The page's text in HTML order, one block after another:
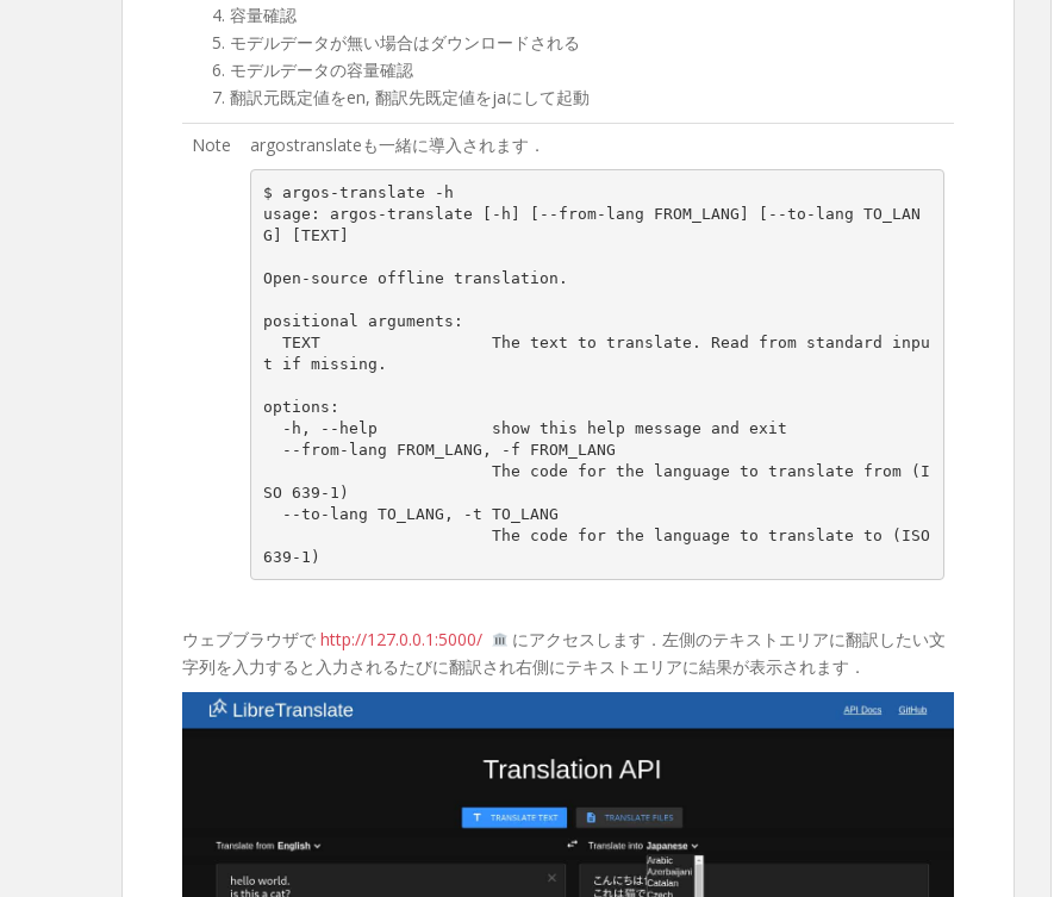
容量確認
モデルデータが無い場合はダウンロードされる
モデルデータの容量確認
翻訳元既定値をen, 翻訳先既定値をjaにして起動
Note argostranslateも一緒に導入されます．
$ argos-translate -h
usage: argos-translate [-h] [--from-lang FROM_LANG] [--to-lang TO_LAN
G] [TEXT]
Open-source offline translation.
positional arguments:
t if missing.
options:
SO 639-1)
639-1)
ウェブブラウザで http://127.0.0.1:5000/
にアクセスします．左側のテキストエリアに翻訳したい文
字列を入力すると入力されるたびに翻訳され右側にテキストエリアに結果が表示されます．